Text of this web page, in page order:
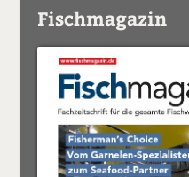
Fischmagazin